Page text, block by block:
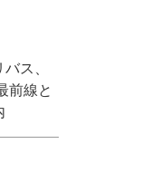
ス、
前線と